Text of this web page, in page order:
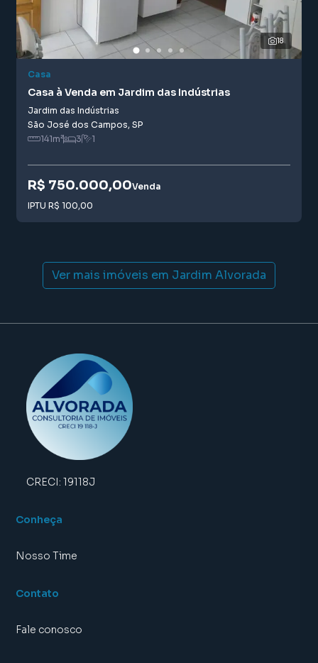
18
Casa
Casa à Venda em Jardim das Indústrias
Jardim das Indústrias
São José dos Campos, SP
141m² 3 1
R$ 750.000,00Venda
IPTU R$ 100,00
Ver mais imóveis em Jardim Alvorada
CRECI: 19118J
Conheça
Nosso Time
Contato
Fale conosco